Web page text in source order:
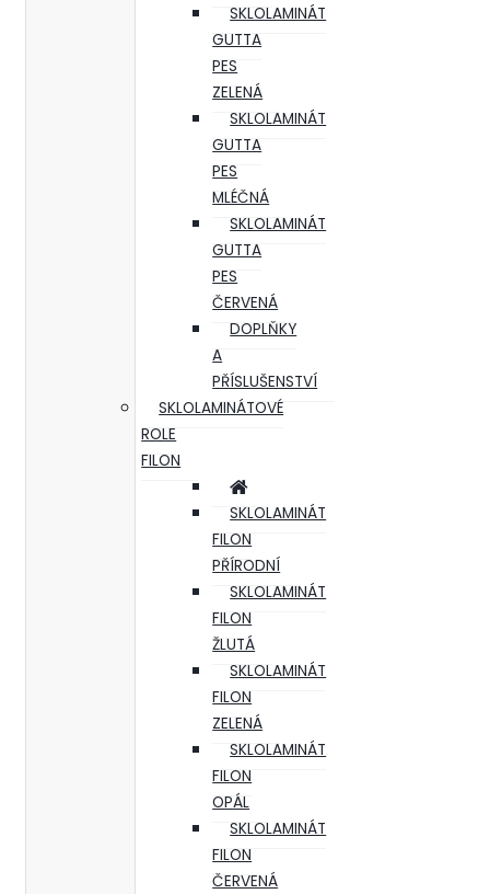
SKLOLAMINÁT
GUTTA
PES
ZELENÁ
SKLOLAMINÁT
GUTTA
PES
MLÉČNÁ
SKLOLAMINÁT
GUTTA
PES
ČERVENÁ
DOPLŇKY
A
PŘÍSLUŠENSTVÍ
SKLOLAMINÁTOVÉ
ROLE
FILON
SKLOLAMINÁT
FILON
PŘÍRODNÍ
SKLOLAMINÁT
FILON
ŽLUTÁ
SKLOLAMINÁT
FILON
ZELENÁ
SKLOLAMINÁT
FILON
OPÁL
SKLOLAMINÁT
FILON
ČERVENÁ